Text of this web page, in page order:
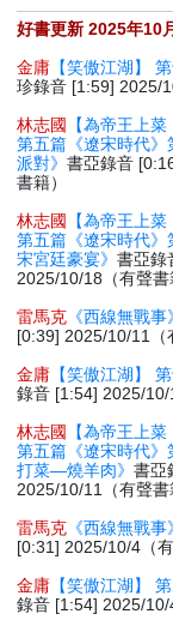
好書更新 2025年10月
金庸 【笑傲江湖】
珍錄音 [1:59] 2025/
林志國
【為帝王上
第五篇《遼宋時代》
派對》書亞錄音
書籍）
林志國
【為帝王上
第五篇《遼宋時代
宋宮廷豪宴》書亞錄
2025/10/18（有聲書
雷馬克 《西線無戰
[0:39] 2025/10/11（
金庸 【笑傲江湖】
錄音 [1:54] 2025/10/
林志國
【為帝王上
第五篇《遼宋時代
打菜—燒羊肉》書亞
2025/10/11（有聲書
雷馬克 《西線無戰
[0:31] 2025/10/4（有
金庸 【笑傲江湖】
錄音 [1:54] 2025/10/